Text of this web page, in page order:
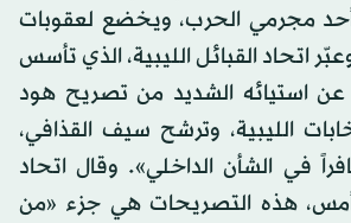
مجرمي الحرب، ويخضع لعقوبات
اتحاد القبائل الليبية، الذي تأسس
عن استيائه الشديد من تصريح هود
الليبية، وترشح سيف القذافي،
في الشأن الداخلي». وقال اتحاد
أمس، هذه التصريحات هي جزء «من